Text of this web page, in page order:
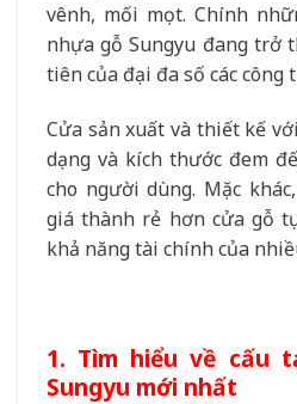
vênh, mối mọt. Chính
nhựa gỗ Sungyu đang trở
tiên của đại đa số các công
Cửa sản xuất và thiết kế
dạng và kích thước đem
cho người dùng. Mặc
giá thành rẻ hơn cửa gỗ
khả năng tài chính của
1. Tìm hiểu về cấu
Sungyu mới nhất